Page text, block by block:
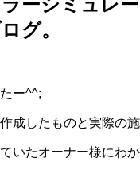
グ。
ー^^;
成したものと実際の
いたオーナー様にわ